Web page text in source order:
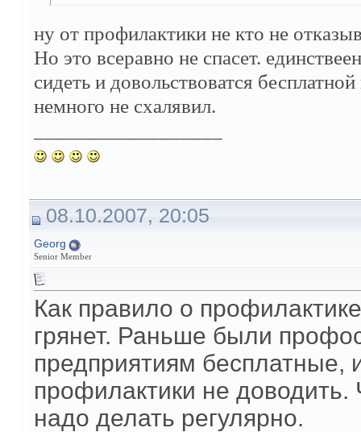
ну от профилактики не кто не
Но это всеравно не спасет.
сидеть и довольствоватся
немного не схалявил.
08.10.2007, 20:05
Georg
Senior Member
Как правило о
грянет. Раньше были
предприятиям
профилактики не доводить.
надо делать регулярно.